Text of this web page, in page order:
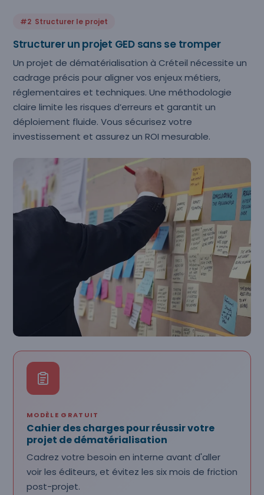
#2 Structurer le projet
Structurer un projet GED sans se tromper
Un projet de dématérialisation à Créteil nécessite un
cadrage précis pour aligner vos enjeux métiers,
réglementaires et techniques. Une méthodologie
claire limite les risques d’erreurs et garantit un
déploiement fluide. Vous sécurisez votre
investissement et assurez un ROI mesurable.
MODÈLE GRATUIT
Cahier des charges pour réussir votre
projet de dématérialisation
Cadrez votre besoin en interne avant d'aller
voir les éditeurs, et évitez les six mois de friction
post-projet.